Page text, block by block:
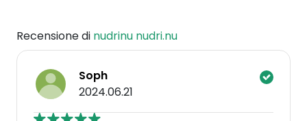
Recensione di nudrinu nudri.nu
Soph
2024.06.21